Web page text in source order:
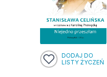
DODAJ DO
LISTY ŻYCZEŃ